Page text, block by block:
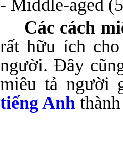
- Middle-aged
Các cách
rất hữu ích
người. Đây
miêu tả người
tiếng Anh